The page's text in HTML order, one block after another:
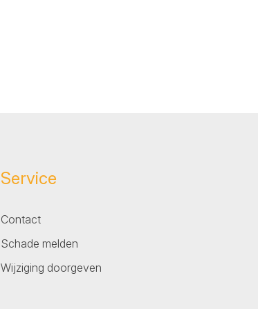
Service
Contact
Schade melden
Wijziging doorgeven